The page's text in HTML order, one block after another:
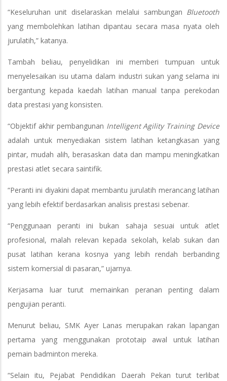
“Keseluruhan unit diselaraskan melalui sambungan Bluetooth
yang membolehkan latihan dipantau secara masa nyata oleh
jurulatih,” katanya.
Tambah beliau, penyelidikan ini memberi tumpuan untuk
menyelesaikan isu utama dalam industri sukan yang selama ini
bergantung kepada kaedah latihan manual tanpa perekodan
data prestasi yang konsisten.
“Objektif akhir pembangunan Intelligent Agility Training Device
adalah untuk menyediakan sistem latihan ketangkasan yang
pintar, mudah alih, berasaskan data dan mampu meningkatkan
prestasi atlet secara saintifik.
“Peranti ini diyakini dapat membantu jurulatih merancang latihan
yang lebih efektif berdasarkan analisis prestasi sebenar.
“Penggunaan peranti ini bukan sahaja sesuai untuk atlet
profesional, malah relevan kepada sekolah, kelab sukan dan
pusat latihan kerana kosnya yang lebih rendah berbanding
sistem komersial di pasaran,” ujarnya.
Kerjasama luar turut memainkan peranan penting dalam
pengujian peranti.
Menurut beliau, SMK Ayer Lanas merupakan rakan lapangan
pertama yang menggunakan prototaip awal untuk latihan
pemain badminton mereka.
“Selain itu, Pejabat Pendidikan Daerah Pekan turut terlibat